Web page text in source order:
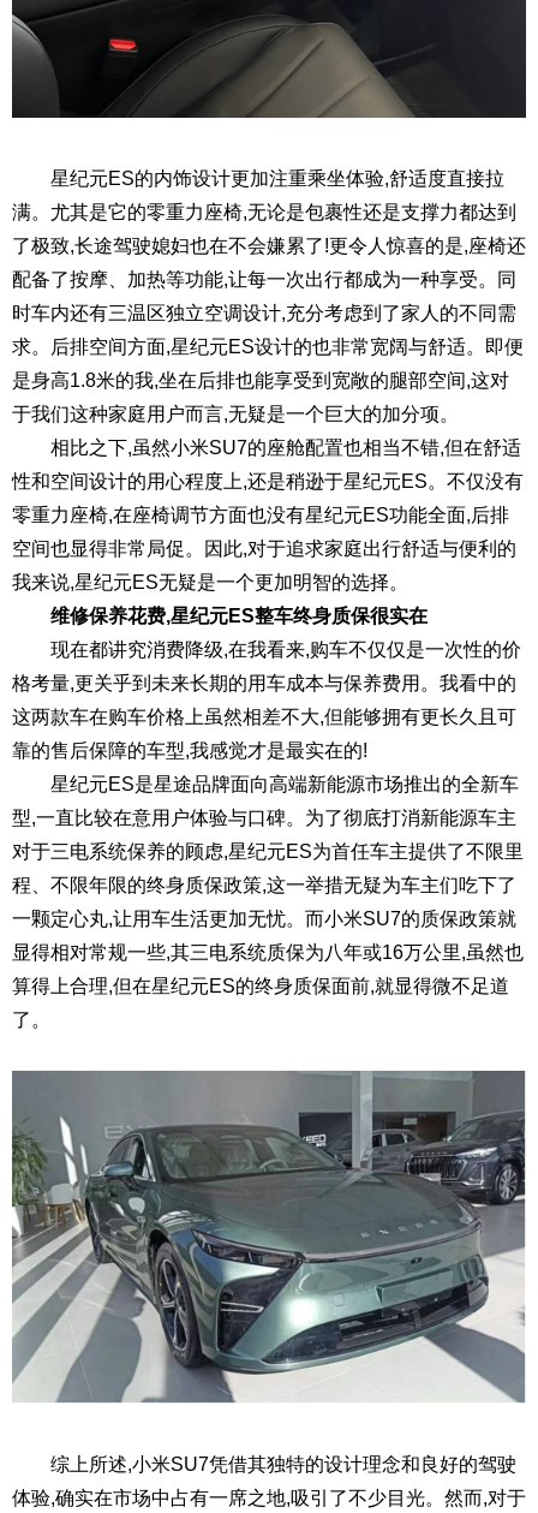
星纪元ES的内饰设计更加注重乘坐体验,舒适度直接拉
满。尤其是它的零重力座椅,无论是包裹性还是支撑力都达到
了极致,长途驾驶媳妇也在不会嫌累了!更令人惊喜的是,座椅还
配备了按摩、加热等功能,让每一次出行都成为一种享受。同
时车内还有三温区独立空调设计,充分考虑到了家人的不同需
求。后排空间方面,星纪元ES设计的也非常宽阔与舒适。即便
是身高1.8米的我,坐在后排也能享受到宽敞的腿部空间,这对
于我们这种家庭用户而言,无疑是一个巨大的加分项。
相比之下,虽然小米SU7的座舱配置也相当不错,但在舒适
性和空间设计的用心程度上,还是稍逊于星纪元ES。不仅没有
零重力座椅,在座椅调节方面也没有星纪元ES功能全面,后排
空间也显得非常局促。因此,对于追求家庭出行舒适与便利的
我来说,星纪元ES无疑是一个更加明智的选择。
维修保养花费,星纪元ES整车终身质保很实在
现在都讲究消费降级,在我看来,购车不仅仅是一次性的价
格考量,更关乎到未来长期的用车成本与保养费用。我看中的
这两款车在购车价格上虽然相差不大,但能够拥有更长久且可
靠的售后保障的车型,我感觉才是最实在的!
星纪元ES是星途品牌面向高端新能源市场推出的全新车
型,一直比较在意用户体验与口碑。为了彻底打消新能源车主
对于三电系统保养的顾虑,星纪元ES为首任车主提供了不限里
程、不限年限的终身质保政策,这一举措无疑为车主们吃下了
一颗定心丸,让用车生活更加无忧。而小米SU7的质保政策就
显得相对常规一些,其三电系统质保为八年或16万公里,虽然也
算得上合理,但在星纪元ES的终身质保面前,就显得微不足道
了。
综上所述,小米SU7凭借其独特的设计理念和良好的驾驶
体验,确实在市场中占有一席之地,吸引了不少目光。然而,对于